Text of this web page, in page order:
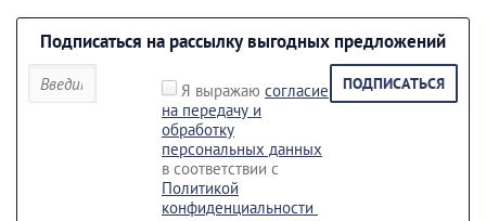
Подписаться на рассылку выгодных предложений
Я выражаю согласие
на передачу и
обработку
персональных данных
в соответствии с
Политикой
конфиденциальности
ПОДПИСАТЬСЯ